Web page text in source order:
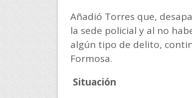
Añadió Torres que,
la sede policial y al no
algún tipo de delito,
Formosa.
Situación